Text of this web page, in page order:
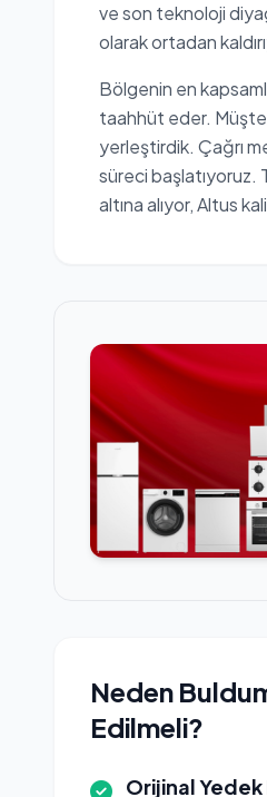
ve son teknoloji
olarak ortadan
Bölgenin en
taahhüt eder.
yerleştirdik. Çağrı
süreci başlatıyoruz.
altına alıyor, Altus
Neden
Edilmeli?
Orijinal